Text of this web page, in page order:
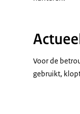
Voor de
gebruikt,